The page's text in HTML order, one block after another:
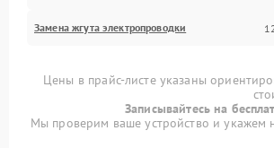
Замена жгута электропроводки
Цены в прайс-листе указаны
Записывайтесь на
Мы проверим ваше устройство и укажем